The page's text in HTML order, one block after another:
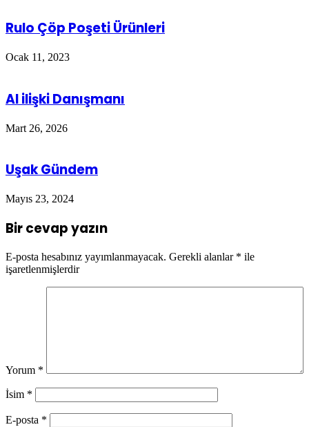
Rulo Çöp Poşeti Ürünleri
Ocak 11, 2023
AI ilişki Danışmanı
Mart 26, 2026
Uşak Gündem
Mayıs 23, 2024
Bir cevap yazın
E-posta hesabınız yayımlanmayacak. Gerekli alanlar * ile
işaretlenmişlerdir
Yorum *
İsim *
E-posta *